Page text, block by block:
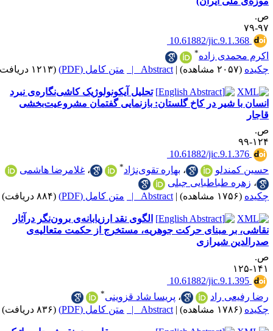
10.61882/
زاده
|
Abstract | متن کامل (PDF) (۱۲۱۳ دریافت)
تحلیل آیکونولوژیک کاشی‌نگاره‌ی نبرد
شیر در کاخ گلستان: بازنمایی گفتمان مشروعیت‌بخشی
10.61882/
،بهاره تقوی‌نژاد * ،غلامرضا هاشمی
طباطبایی جبلی
|
Abstract | متن کامل (PDF) (۸۸۴ دریافت)
الگوی نقد ارزیابانه‌ی برون‌نگر درآثار
مبنای حرکت جوهریه، مستخرج از حکمت متعالیه‌ی
شیرازی
10.61882/
راد
،پریسا شاد قزوینی
|
Abstract | متن کامل (PDF) (۸۳۶ دریافت)